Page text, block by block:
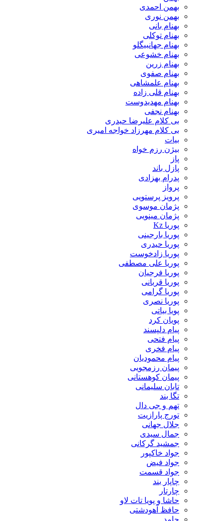
بهمن احمدی
بهمن نوری
بهنام بانی
بهنام توکلی
بهنام جهانبیگلو
بهنام خشوعی
بهنام زرین
بهنام صفوی
بهنام علمشاهی
بهنام قلی زاده
بهنام مهدیدوست
بهنام نجفی
بی کلام علیرضا حیدری
بی کلام مهرزاد خواجه امیری
بیات
بیژن رزم خواه
پاز
پازل باند
پدرام بهزادی
پرواز
پرویز پرستویی
پژمان موسوی
پژمان مینویی
پوریا Kz
پوریا بارجینی
پوریا حیدری
پوریا زادخوست
پوریا علی مصطفی
پوریا فرجیان
پوریا قربانی
پوریا گرامی
پوریا نصری
پویا بیاتی
پویان کرد
پیام دلپسند
پیام فتحی
پیام فخری
پیام محمودیان
پیمان رزمجویی
پیمان کوهستانی
تابان سلیمانی
تگا بند
تهم و جی دال
تورج پارازیت
جلال جهانی
جمال سیدی
جمشید گرکانی
جواد خاکپور
جواد فیض
جواد قسمت
چاپار بند
چارتار
حاشا و پویا تات لاو
حافظ آهودشتی